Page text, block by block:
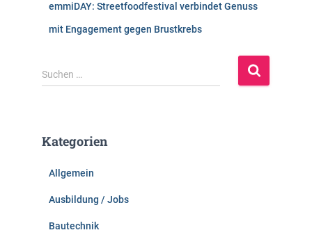
emmiDAY: Streetfoodfestival verbindet Genuss
mit Engagement gegen Brustkrebs
S
u
n
Suchen …
Kategorien
Allgemein
Ausbildung / Jobs
Bautechnik